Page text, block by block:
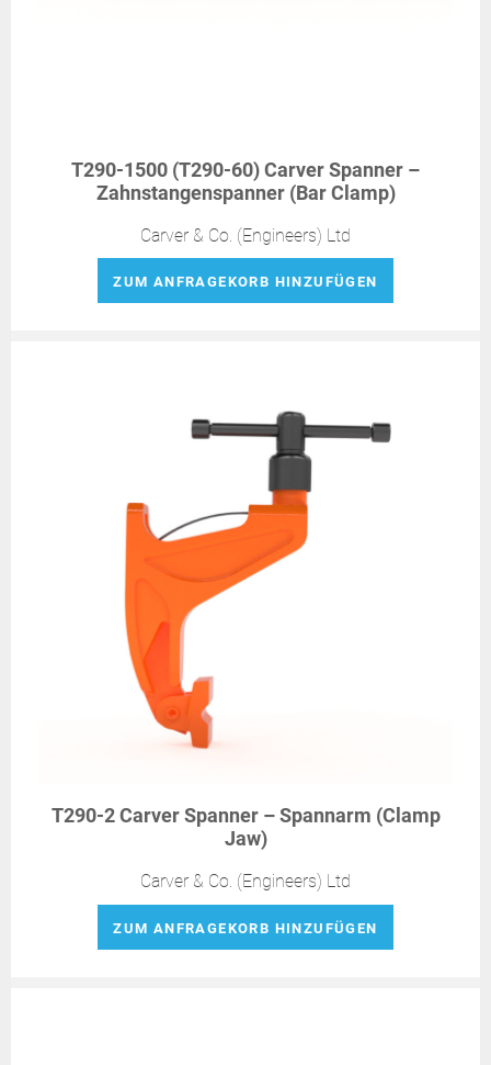
T290-1500 (T290-60) Carver Spanner –
Zahnstangenspanner (Bar Clamp)
Carver & Co. (Engineers) Ltd
ZUM ANFRAGEKORB HINZUFÜGEN
T290-2 Carver Spanner – Spannarm (Clamp
Jaw)
Carver & Co. (Engineers) Ltd
ZUM ANFRAGEKORB HINZUFÜGEN